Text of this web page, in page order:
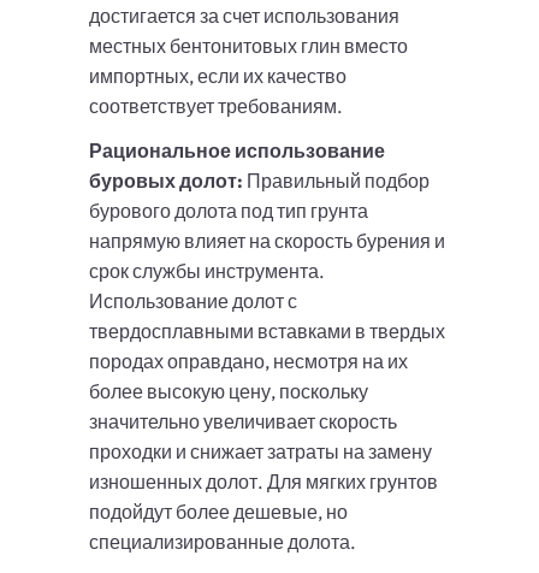
достигается за счет использования
местных бентонитовых глин вместо
импортных, если их качество
соответствует требованиям.
Рациональное использование
буровых долот: Правильный подбор
бурового долота под тип грунта
напрямую влияет на скорость бурения и
срок службы инструмента.
Использование долот с
твердосплавными вставками в твердых
породах оправдано, несмотря на их
более высокую цену, поскольку
значительно увеличивает скорость
проходки и снижает затраты на замену
изношенных долот. Для мягких грунтов
подойдут более дешевые, но
специализированные долота.